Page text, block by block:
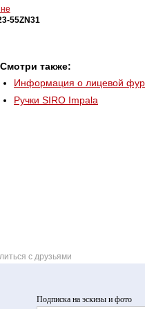
55ZN31
Смотри также:
Информация о лицевой
Ручки SIRO Impala
с друзьями
Подписка на эскизы и фото